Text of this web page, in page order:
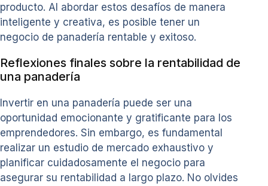
producto. Al abordar estos desafíos de manera
inteligente y creativa, es posible tener un
negocio de panadería rentable y exitoso.
Reflexiones finales sobre la rentabilidad de
una panadería
Invertir en una panadería puede ser una
oportunidad emocionante y gratificante para los
emprendedores. Sin embargo, es fundamental
realizar un estudio de mercado exhaustivo y
planificar cuidadosamente el negocio para
asegurar su rentabilidad a largo plazo. No olvides